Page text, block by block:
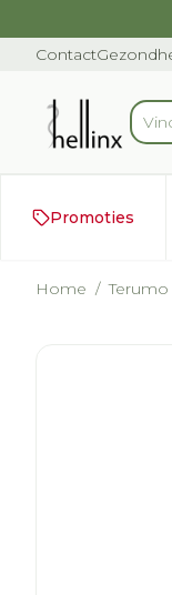
Contact
Promoties
Home / Terumo